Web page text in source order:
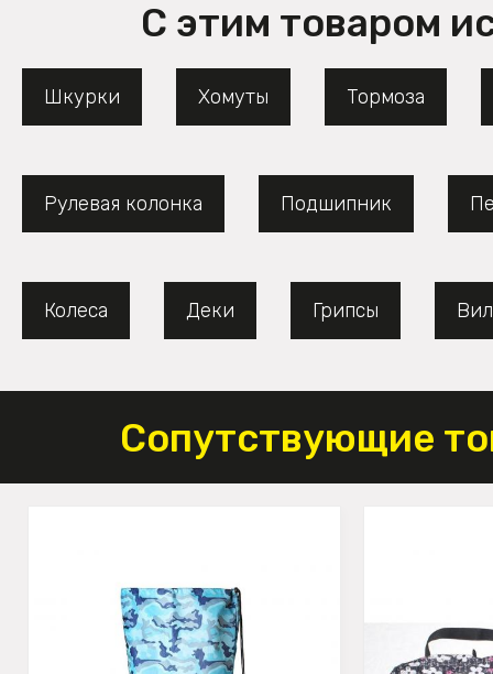
С этим товаром
Шкурки Хомуты Тормоза
Рулевая колонка Подшипник
Колеса Деки Грипсы
Сопутствующие